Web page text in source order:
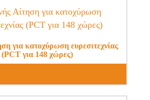
για κατοχύρωση ευρεσιτεχνίας
(PCT για 148 χώρες)